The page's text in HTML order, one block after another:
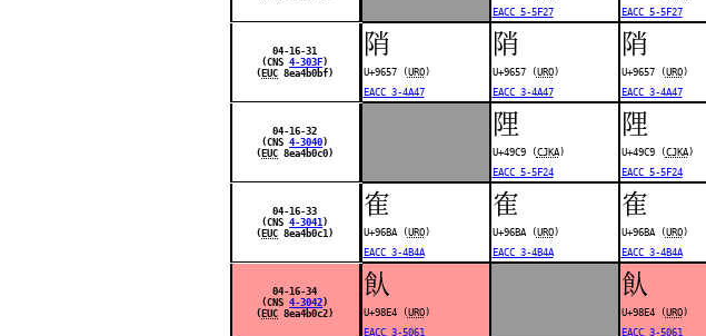
EACC 5-5F27
EACC 5-5F27
04-16-31
(CNS4-303F )
( EUC 8ea4b0bf)
陗
U+9657 (URO)
EACC 3-4A47
陗
U+9657 (URO)
EACC 3-4A47
陗
U+9657 (URO)
EACC 3-4A47
04-16-32
(CNS4-3040 )
( EUC 8ea4b0c0)
䧉
U+49C9 (CJKA)
EACC 5-5F24
䧉
U+49C9 (CJKA)
EACC 5-5F24
04-16-33
(CNS4-3041 )
( EUC 8ea4b0c1)
隺
U+96BA (URO)
EACC 3-4B4A
隺
U+96BA (URO)
EACC 3-4B4A
隺
U+96BA (URO)
EACC 3-4B4A
04-16-34
(CNS4-3042 )
( EUC 8ea4b0c2)
飤
U+98E4 (URO)
EACC 3-5061
飤
U+98E4 (URO)
EACC 3-5061